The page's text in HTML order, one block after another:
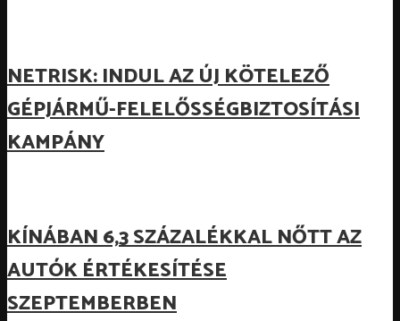
NETRISK: INDUL AZ ÚJ KÖTELEZŐ
GÉPJÁRMŰ-FELELŐSSÉGBIZTOSÍTÁSI
KAMPÁNY
KÍNÁBAN 6,3 SZÁZALÉKKAL NŐTT AZ
AUTÓK ÉRTÉKESÍTÉSE
SZEPTEMBERBEN